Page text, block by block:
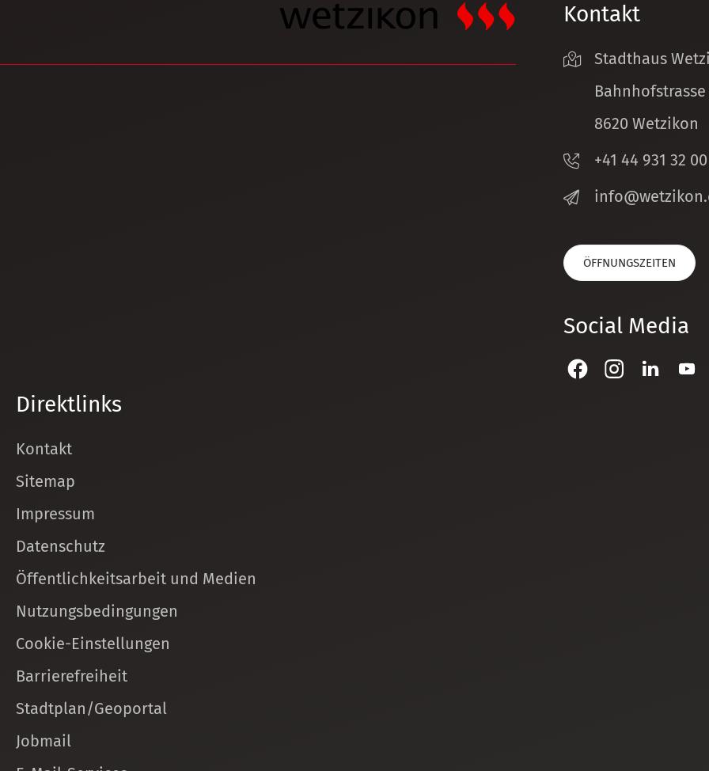
Kontakt
Stadthaus
Bahnhofstrasse
8620 Wetzikon
+41 44 931 32 00
nf
w tz k n
ÖFFNUNGSZEITEN
Social Media
Direktlinks
Kontakt
Sitemap
Impressum
Datenschutz
Öffentlichkeitsarbeit und Medien
Nutzungsbedingungen
Cookie-Einstellungen
Barrierefreiheit
Stadtplan/Geoportal
Jobmail